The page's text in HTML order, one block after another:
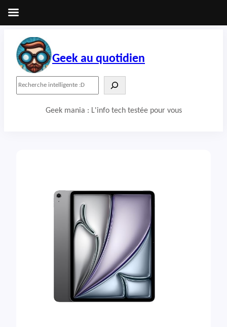
contenu
Geek au quotidien
Geek mania : L'info tech testée pour vous